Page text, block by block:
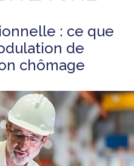
: ce que
de
chômage